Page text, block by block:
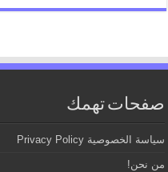
صفحات تهمك
سياسة الخصوصية Privacy Policy
من نحن!